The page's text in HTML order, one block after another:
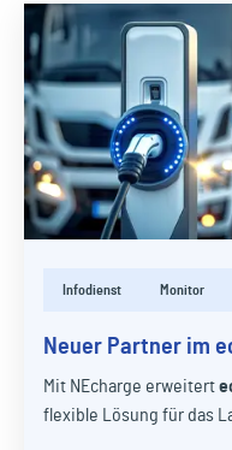
Infodienst Monitor
Neuer Partner im
Mit NEcharge erweitert
flexible Lösung für das